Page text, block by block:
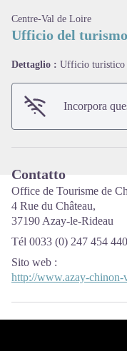
Centre-Val de Loire
Ufficio del
Dettaglio : Ufficio turistico
Incorpora
Contatto
Office de Tourisme de
4 Rue du Château,
37190 Azay-le-Rideau
Tél 0033 (0) 247 454 440
Sito web :
http://www.azay-chinon-